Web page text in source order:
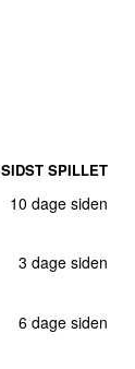
SIDST SPILLET
10 dage siden
3 dage siden
6 dage siden